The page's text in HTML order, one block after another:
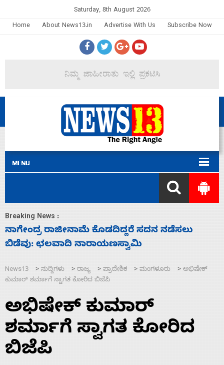
Saturday, 8th August 2026
Home
About News13.in Advertise With Us Subscribe Now
Breaking News :
ಸಚಿವ ಸಂಪುಟ ವಿಸ್ತರಣೆ ಮಾಡಿದ್ದು ಹಣಬಲ ಮತ್ತು
ಹೈಕಮಾಂಡ್ ರಾಜಕಾರಣಕ್ಕೆ: ವಿಜಯೇಂದ್ರ
News13 > ಸುದ್ದಿಗಳು > ರಾಜ್ಯ > ಪ್ರಾದೇಶಿಕ > ಮಂಗಳೂರು > ಅಭಿಷೇಕ್
ಕುಮಾರ್ ಶರ್ಮಾಗೆ ಸ್ವಾಗತ ಕೋರಿದ ಬಿಜೆಪಿ
ಅಭಿಷೇಕ್ ಕುಮಾರ್
ಶರ್ಮಾಗೆ ಸ್ವಾಗತ ಕೋರಿದ
ಬಿಜೆಪಿ